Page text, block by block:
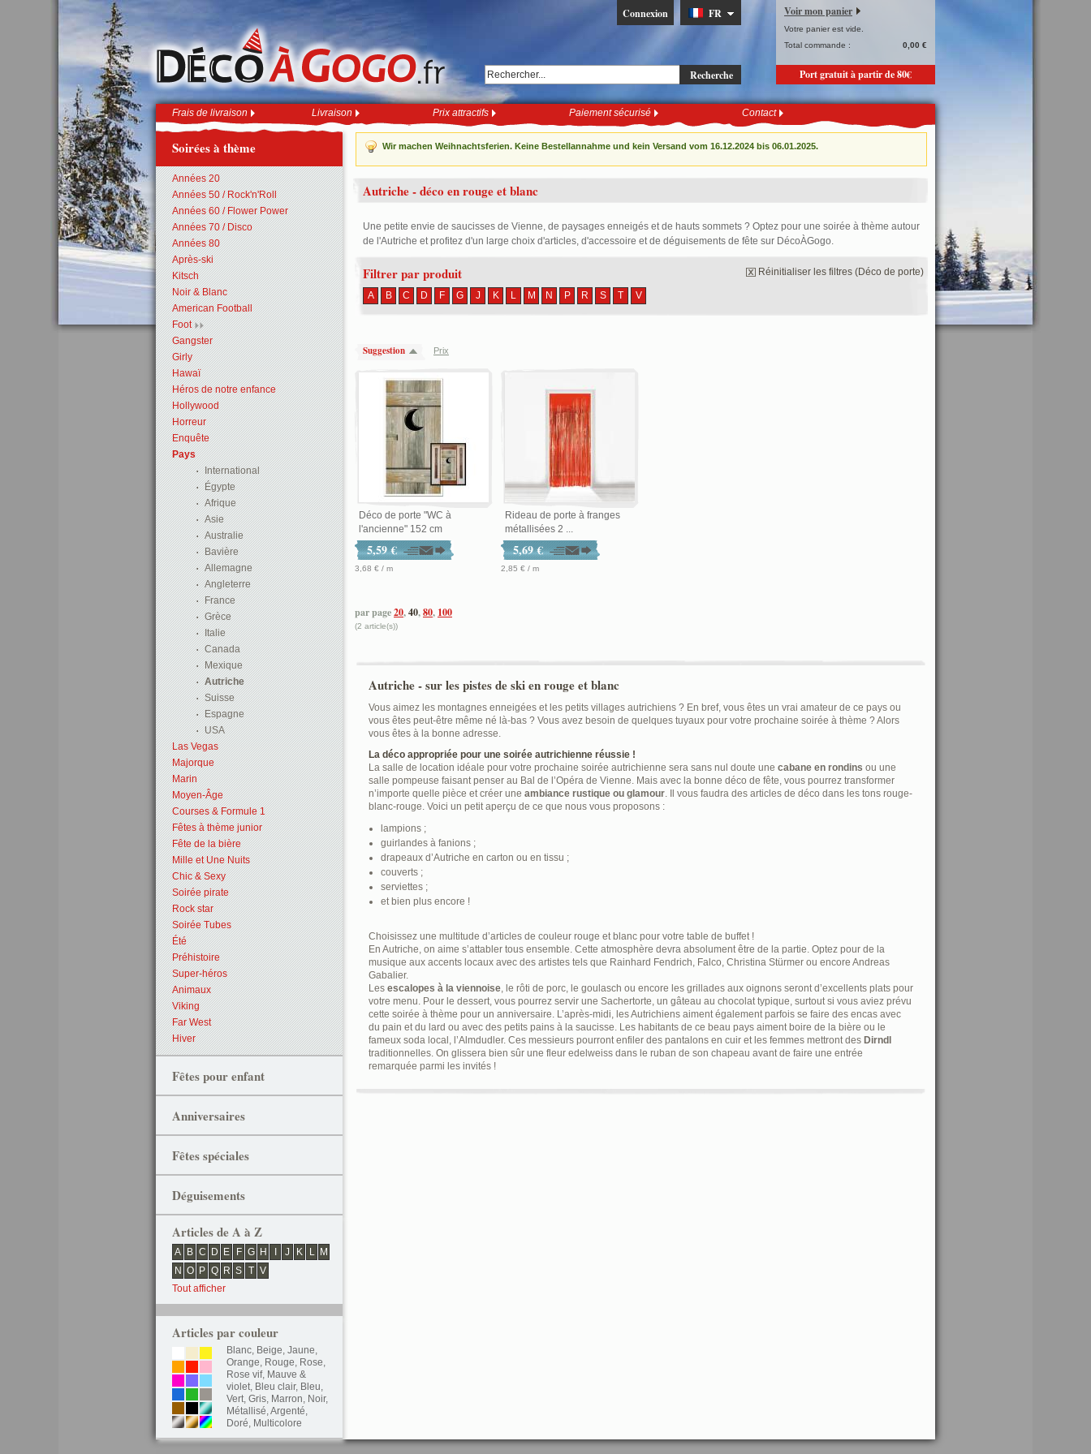
Recherche
Connexion FR Voir mon panier
Votre panier est vide.
Total commande :
0,00 €
Port gratuit à partir de 80€
Frais de livraison Livraison Prix attractifs Paiement sécurisé Contact
Wir machen Weihnachtsferien. Keine Bestellannahme und kein Versand vom 16.12.2024 bis 06.01.2025.
Autriche - déco en rouge et blanc
Une petite envie de saucisses de Vienne, de paysages enneigés et de hauts sommets ? Optez pour une soirée à thème autour
de l'Autriche et profitez d'un large choix d'articles, d'accessoire et de déguisements de fête sur DécoÀGogo.
Filtrer par produit
A B C D F G J K L M N P R S T V
Réinitialiser les filtres (Déco de porte)
Suggestion Prix
Déco de porte "WC à
l'ancienne" 152 cm
5,59 €
3,68 € / m
Rideau de porte à franges
métallisées 2 ...
5,69 €
2,85 € / m
par page20,40,80, 100
(2 article(s))
Autriche - sur les pistes de ski en rouge et blanc
Vous aimez les montagnes enneigées et les petits villages autrichiens ? En bref, vous êtes un vrai amateur de ce pays ou
vous êtes peut-être même né là-bas ? Vous avez besoin de quelques tuyaux pour votre prochaine soirée à thème ? Alors
vous êtes à la bonne adresse.
La déco appropriée pour une soirée autrichienne réussie !
La salle de location idéale pour votre prochaine soirée autrichienne sera sans nul doute une cabane en rondins ou une
salle pompeuse faisant penser au Bal de l’Opéra de Vienne. Mais avec la bonne déco de fête, vous pourrez transformer
n’importe quelle pièce et créer une ambiance rustique ou glamour. Il vous faudra des articles de déco dans les tons rouge-
blanc-rouge. Voici un petit aperçu de ce que nous vous proposons :
lampions ;
guirlandes à fanions ;
drapeaux d’Autriche en carton ou en tissu ;
couverts ;
serviettes ;
et bien plus encore !
Choisissez une multitude d’articles de couleur rouge et blanc pour votre table de buffet !
En Autriche, on aime s’attabler tous ensemble. Cette atmosphère devra absolument être de la partie. Optez pour de la
musique aux accents locaux avec des artistes tels que Rainhard Fendrich, Falco, Christina Stürmer ou encore Andreas
Gabalier.
Les escalopes à la viennoise, le rôti de porc, le goulasch ou encore les grillades aux oignons seront d’excellents plats pour
votre menu. Pour le dessert, vous pourrez servir une Sachertorte, un gâteau au chocolat typique, surtout si vous aviez prévu
cette soirée à thème pour un anniversaire. L’après-midi, les Autrichiens aiment également parfois se faire des encas avec
du pain et du lard ou avec des petits pains à la saucisse. Les habitants de ce beau pays aiment boire de la bière ou le
fameux soda local, l’Almdudler. Ces messieurs pourront enfiler des pantalons en cuir et les femmes mettront des Dirndl
traditionnelles. On glissera bien sûr une fleur edelweiss dans le ruban de son chapeau avant de faire une entrée
remarquée parmi les invités !
Soirées à thème
Années 20
Années 50 / Rock'n'Roll
Années 60 / Flower Power
Années 70 / Disco
Années 80
Après-ski
Kitsch
Noir & Blanc
American Football
Foot
Gangster
Girly
Hawaï
Héros de notre enfance
Hollywood
Horreur
Enquête
Pays
International
Égypte
Afrique
Asie
Australie
Bavière
Allemagne
Angleterre
France
Grèce
Italie
Canada
Mexique
Autriche
Suisse
Espagne
USA
Las Vegas
Majorque
Marin
Moyen-Âge
Courses & Formule 1
Fêtes à thème junior
Fête de la bière
Mille et Une Nuits
Chic & Sexy
Soirée pirate
Rock star
Soirée Tubes
Été
Préhistoire
Super-héros
Animaux
Viking
Far West
Hiver
Fêtes pour enfant
Anniversaires
Fêtes spéciales
Déguisements
Articles de A à Z
A B C D E F G H J K L
M
N O P Q R S T V
Tout afficher
Articles par couleur
Blanc, Beige, Jaune,
Orange, Rouge, Rose,
Rose vif, Mauve &
violet, Bleu clair, Bleu,
Vert, Gris, Marron, Noir,
Métallisé,Argenté,
Doré, Multicolore